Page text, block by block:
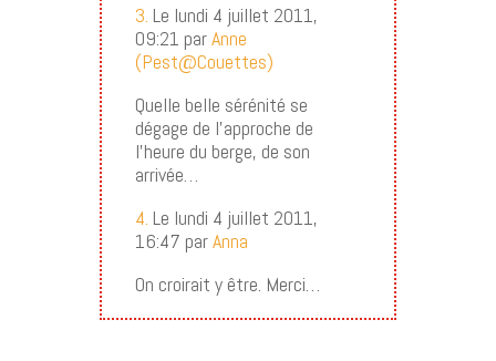
3. Le lundi 4 juillet 2011,
09:21 parAnne
(Pest@Couettes)
Quelle belle sérénité se
dégage de l’approche de
l’heure du berge, de son
arrivée…
4. Le lundi 4 juillet 2011,
16:47 parAnna
On croirait y être. Merci…